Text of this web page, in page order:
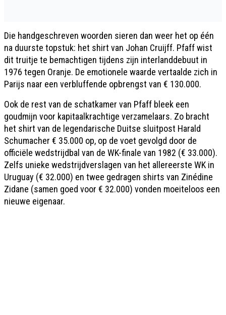
Die handgeschreven woorden sieren dan weer het op één
na duurste topstuk: het shirt van Johan Cruijff. Pfaff wist
dit truitje te bemachtigen tijdens zijn interlanddebuut in
1976 tegen Oranje. De emotionele waarde vertaalde zich in
Parijs naar een verbluffende opbrengst van € 130.000.
Ook de rest van de schatkamer van Pfaff bleek een
goudmijn voor kapitaalkrachtige verzamelaars. Zo bracht
het shirt van de legendarische Duitse sluitpost Harald
Schumacher € 35.000 op, op de voet gevolgd door de
officiële wedstrijdbal van de WK-finale van 1982 (€ 33.000).
Zelfs unieke wedstrijdverslagen van het allereerste WK in
Uruguay (€ 32.000) en twee gedragen shirts van Zinédine
Zidane (samen goed voor € 32.000) vonden moeiteloos een
nieuwe eigenaar.